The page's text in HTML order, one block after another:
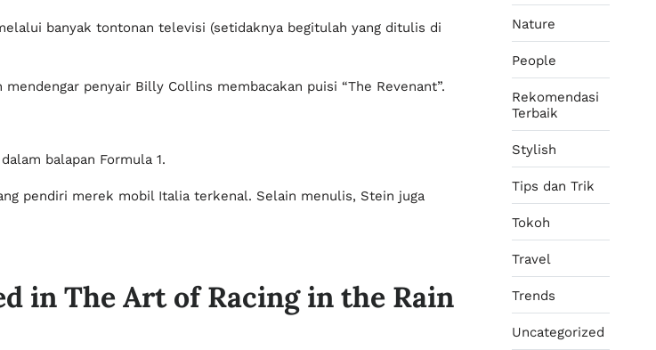
banyak tontonan televisi (setidaknya begitulah yang ditulis di
penyair Billy Collins membacakan puisi “The Revenant”.
balapan Formula 1.
pendiri merek mobil Italia terkenal. Selain menulis, Stein juga
in The Art of Racing in the Rain
Nature
People
Rekomendasi
Terbaik
Stylish
Tips dan Trik
Tokoh
Travel
Trends
Uncategorized